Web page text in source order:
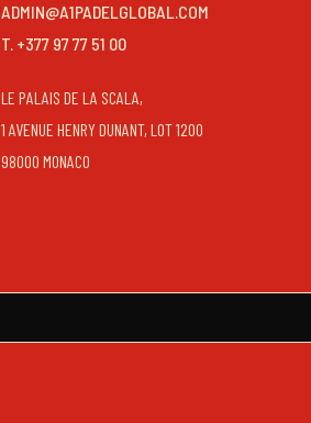
ADMIN@A1PADELGLOBAL.COM
T. +377 97 77 51 00
LE PALAIS DE LA SCALA,
1 AVENUE HENRY DUNANT, LOT 1200
98000 MONACO